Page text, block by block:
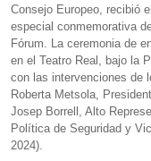
Consejo Europeo, recibió
especial conmemorativa
Fórum. La ceremonia de
en el Teatro Real, bajo la
con las intervenciones de
Roberta Metsola,
Josep Borrell, Alto
Política de Seguridad y
2024).